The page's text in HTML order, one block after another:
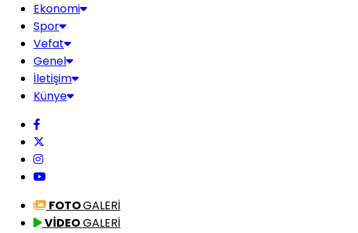
Ekonomi
Spor
Vefat
Genel
İletişim
Künye
FOTOGALERİ
VİDEOGALERİ